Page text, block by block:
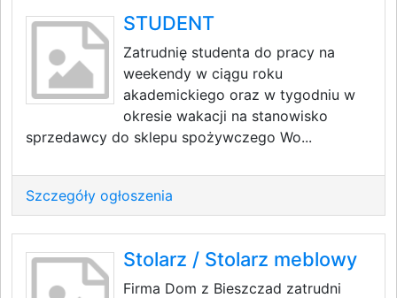
STUDENT
Zatrudnię studenta do pracy na
weekendy w ciągu roku
akademickiego oraz w tygodniu w
okresie wakacji na stanowisko
sprzedawcy do sklepu spożywczego Wo...
Szczegóły ogłoszenia
Stolarz / Stolarz meblowy
Firma Dom z Bieszczad zatrudni